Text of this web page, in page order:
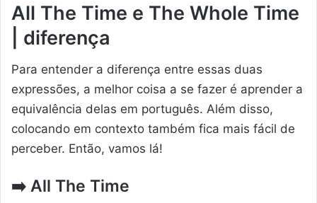
All The Time e The Whole Time
| diferença
Para entender a diferença entre essas duas
expressões, a melhor coisa a se fazer é aprender a
equivalência delas em português. Além disso,
colocando em contexto também fica mais fácil de
perceber. Então, vamos lá!
➡️ All The Time